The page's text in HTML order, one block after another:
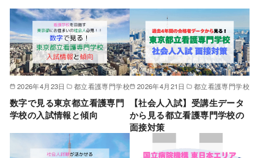
2026年4月23日 都立看護専門学校
数字で見る東京都立看護専門
学校の入試情報と傾向
2026年4月21日 都立看護専門学校
【社会人入試】受講生データ
から見る都立看護専門学校の
面接対策